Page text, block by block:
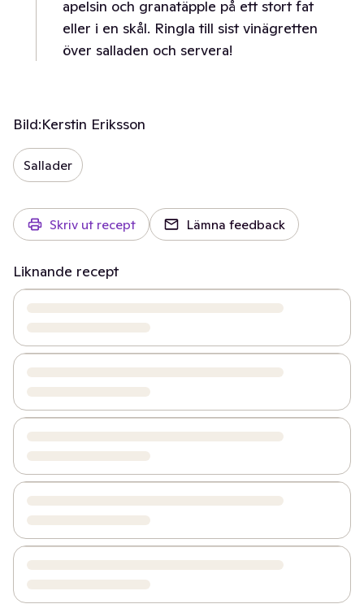
apelsin och granatäpple på ett stort fat
eller i en skål. Ringla till sist vinägretten
över salladen och servera!
Bild:Kerstin Eriksson
Sallader
Skriv ut recept Lämna feedback
Liknande recept